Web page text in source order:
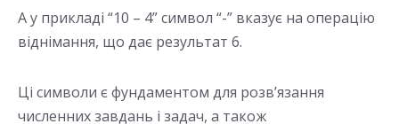
А у прикладі “10 – 4” символ “-” вказує на операцію
віднімання, що дає результат 6.
Ці символи є фундаментом для розв’язання
численних завдань і задач, а також